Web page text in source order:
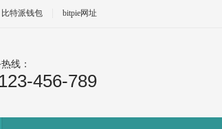
比特派钱包 bitpie网址
线：
456-789